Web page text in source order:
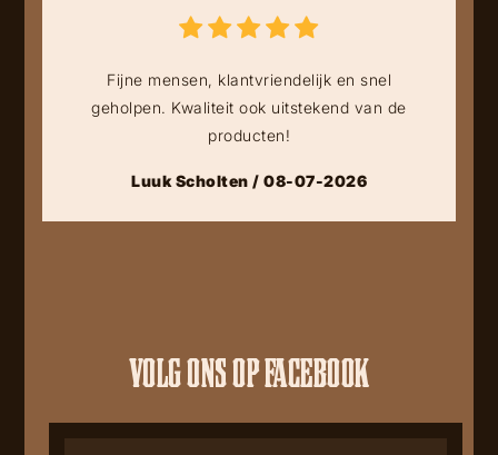
Fijne mensen, klantvriendelijk en snel
geholpen. Kwaliteit ook uitstekend van de
producten!
Luuk Scholten / 08-07-2026
VOLG ONS OP FACEBOOK